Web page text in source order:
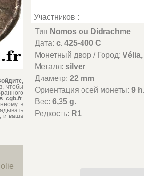
чтобы
cgb.fr
в
и ваша
Участников :
Тип Nomos ou Didrachme
Дата:c. 425-400 C
Монетный двор / Город:
Металл:silver
Диаметр:22 mm
Ориентация осей монеты:9 h.
Вес:6,35 g.
Редкость: R1